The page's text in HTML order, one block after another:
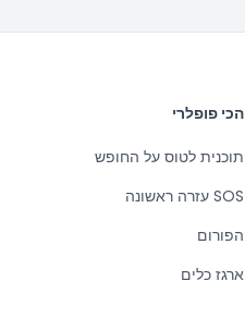
הכי פופלרי
תוכנית לטוס על החופש
SOS עזרה ראשונה
הפורום
ארגז כלים